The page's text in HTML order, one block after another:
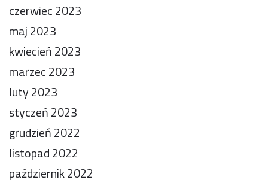
czerwiec 2023
maj 2023
kwiecień 2023
marzec 2023
luty 2023
styczeń 2023
grudzień 2022
listopad 2022
październik 2022